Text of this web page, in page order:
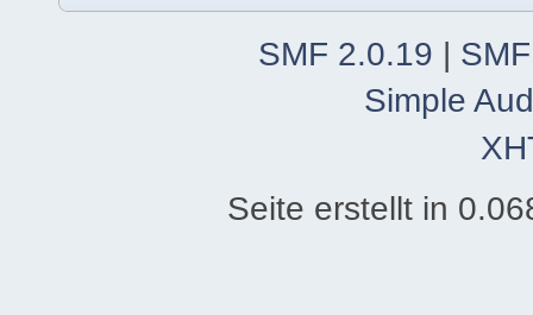
SMF 2.0.19
Simple
Seite erstellt in